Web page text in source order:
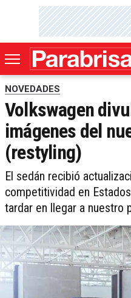
NOVEDADES
Volkswagen
imágenes del
(restyling)
El sedán recibió
competitividad en
tardar en llegar a nuestro